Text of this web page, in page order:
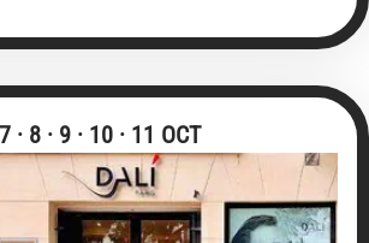
7 · 8 · 9 · 10 · 11 OCT